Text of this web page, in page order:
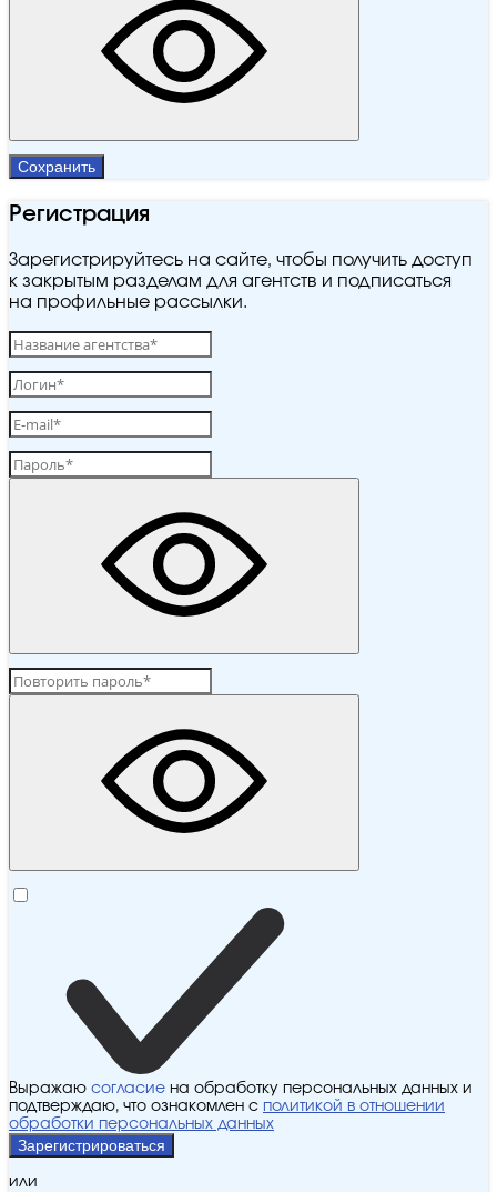
Сохранить
Регистрация
Зарегистрируйтесь на сайте, чтобы получить доступ
к закрытым разделам для агентств и подписаться
на профильные рассылки.
Выражаю согласие на обработку персональных данных и
подтверждаю, что ознакомлен с политикой в отношении
обработки персональных данных
Зарегистрироваться
или